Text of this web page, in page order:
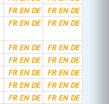
FR EN DE FR EN DE
FR EN DE FR EN DE
FR EN DE FR EN DE
FR EN DE FR EN DE
FR EN DE FR EN DE
FR EN DE FR EN DE
FR EN DE FR EN DE